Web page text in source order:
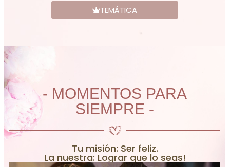
TEMÁTICA
- MOMENTOS PARA
SIEMPRE -
Tu misión: Ser feliz.
La nuestra: Lograr que lo seas!